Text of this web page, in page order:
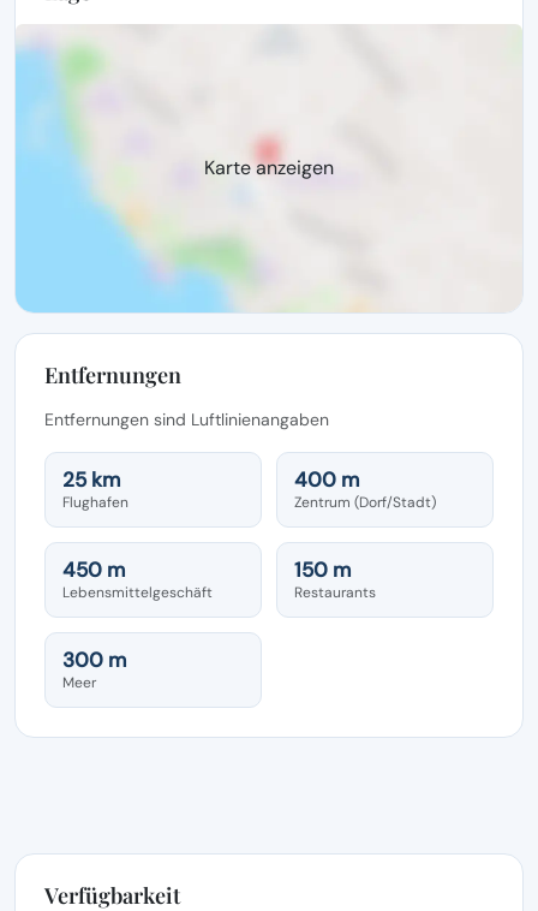
Karte anzeigen
Entfernungen
Entfernungen sind Luftlinienangaben
25 km
Flughafen
400 m
Zentrum (Dorf/Stadt)
450 m
Lebensmittelgeschäft
150 m
Restaurants
300 m
Meer
Verfügbarkeit